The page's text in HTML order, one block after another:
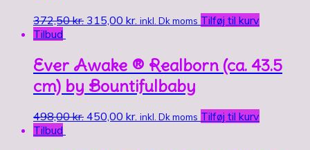
372,50kr. 315,00 kr. inkl. Dk moms Tilføj til kurv
Tilbud
Ever Awake ® Realborn (ca. 43.5
cm) by Bountifulbaby
498,00kr. 450,00 kr. inkl. Dk moms Tilføj til kurv
Tilbud